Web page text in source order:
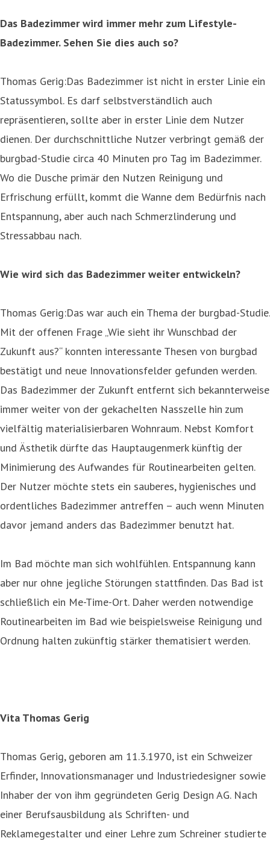
Das Badezimmer wird immer mehr zum Lifestyle-
Badezimmer. Sehen Sie dies auch so?
Thomas Gerig:Das Badezimmer ist nicht in erster Linie ein
Statussymbol. Es darf selbstverständlich auch
repräsentieren, sollte aber in erster Linie dem Nutzer
dienen. Der durchschnittliche Nutzer verbringt gemäß der
burgbad-Studie circa 40 Minuten pro Tag im Badezimmer.
Wo die Dusche primär den Nutzen Reinigung und
Erfrischung erfüllt, kommt die Wanne dem Bedürfnis nach
Entspannung, aber auch nach Schmerzlinderung und
Stressabbau nach.
Wie wird sich das Badezimmer weiter entwickeln?
Thomas Gerig:Das war auch ein Thema der burgbad-Studie.
Mit der offenen Frage „Wie sieht ihr Wunschbad der
Zukunft aus?“ konnten interessante Thesen von burgbad
bestätigt und neue Innovationsfelder gefunden werden.
Das Badezimmer der Zukunft entfernt sich bekannterweise
immer weiter von der gekachelten Nasszelle hin zum
vielfältig materialisierbaren Wohnraum. Nebst Komfort
und Ästhetik dürfte das Hauptaugenmerk künftig der
Minimierung des Aufwandes für Routinearbeiten gelten.
Der Nutzer möchte stets ein sauberes, hygienisches und
ordentliches Badezimmer antreffen – auch wenn Minuten
davor jemand anders das Badezimmer benutzt hat.
Im Bad möchte man sich wohlfühlen. Entspannung kann
aber nur ohne jegliche Störungen stattfinden. Das Bad ist
schließlich ein Me-Time-Ort. Daher werden notwendige
Routinearbeiten im Bad wie beispielsweise Reinigung und
Ordnung halten zukünftig stärker thematisiert werden.
Vita Thomas Gerig
Thomas Gerig, geboren am 11.3.1970, ist ein Schweizer
Erfinder, Innovationsmanager und Industriedesigner sowie
Inhaber der von ihm gegründeten Gerig Design AG. Nach
einer Berufsausbildung als Schriften- und
Reklamegestalter und einer Lehre zum Schreiner studierte